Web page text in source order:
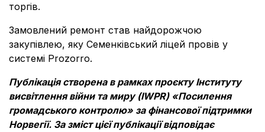
торгів.
Замовлений ремонт став найдорожчою
закупівлею, яку Семенківський ліцей провів у
системі Prozorro.
Публікація створена в рамках проєкту Інституту
висвітлення війни та миру (IWPR) «Посилення
громадського контролю» за фінансової підтримки
Норвегії. За зміст цієї публікації відповідає